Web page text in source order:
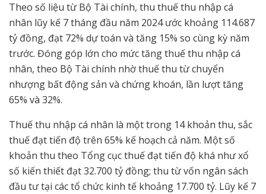
Theo số liệu từ Bộ Tài chính, thu thuế thu nhập cá
nhân lũy kế 7 tháng đầu năm 2024 ước khoảng 114.687
tỷ đồng, đạt 72% dự toán và tăng 15% so cùng kỳ năm
trước. Đóng góp lớn cho mức tăng thuế thu nhập cá
nhân, theo Bộ Tài chính nhờ thuế thu từ chuyển
nhượng bất động sản và chứng khoán, lần lượt tăng
65% và 32%.
Thuế thu nhập cá nhân là một trong 14 khoản thu, sắc
thuế đạt tiến độ trên 65% kế hoạch cả năm. Một số
khoản thu theo Tổng cục thuế đạt tiến độ khá như xổ
số kiến thiết đạt 32.700 tỷ đồng; thu từ vốn ngân sách
đầu tư tại các tổ chức kinh tế khoảng 17.700 tỷ. Lũy kế 7